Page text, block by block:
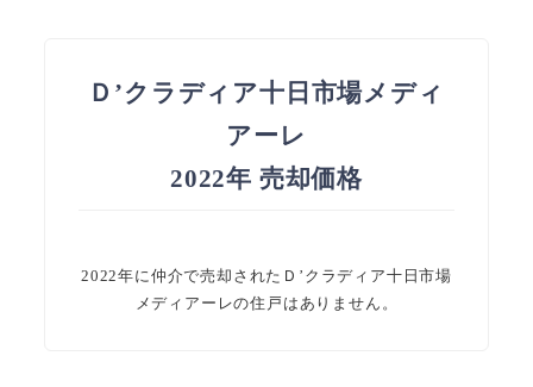
Ｄ’クラディア十日市場メディ
アーレ
2022年 売却価格
2022年に仲介で売却されたＤ’クラディア十日市場
メディアーレの住戸はありません。